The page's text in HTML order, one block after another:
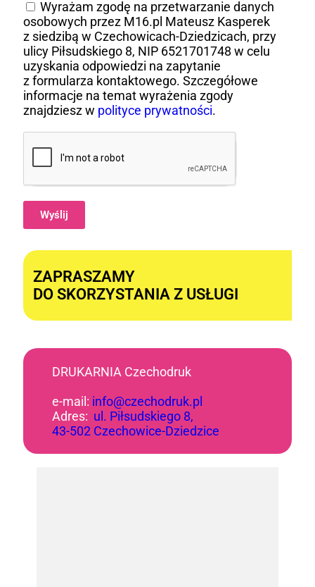
Wyrażam zgodę na przetwarzanie danych
osobowych przez M16.pl Mateusz Kasperek
z siedzibą w Czechowicach-Dziedzicach, przy
ulicy Piłsudskiego 8, NIP 6521701748 w celu
uzyskania odpowiedzi na zapytanie
z formularza kontaktowego. Szczegółowe
informacje na temat wyrażenia zgody
znajdziesz w polityce prywatności.
Wyślij
ZAPRASZAMY
DO SKORZYSTANIA Z USŁUGI
DRUKARNIA Czechodruk
e-mail: info@czechodruk.pl
Adres: ul. Piłsudskiego 8,
43-502 Czechowice-Dziedzice